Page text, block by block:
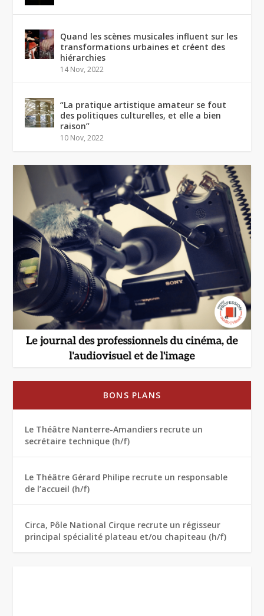
Quand les scènes musicales influent sur les
transformations urbaines et créent des
hiérarchies
14 Nov, 2022
“La pratique artistique amateur se fout
des politiques culturelles, et elle a bien
raison”
10 Nov, 2022
BONS PLANS
Le Théâtre Nanterre-Amandiers recrute un
secrétaire technique (h/f)
Le Théâtre Gérard Philipe recrute un responsable
de l’accueil (h/f)
Circa, Pôle National Cirque recrute un régisseur
principal spécialité plateau et/ou chapiteau (h/f)